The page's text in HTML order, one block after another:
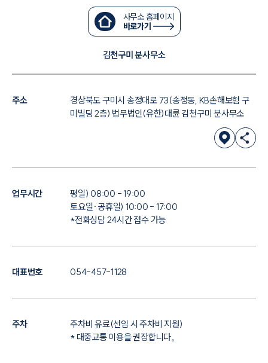
사무소 홈페이지
바로가기
김천구미 분사무소
주소
경상북도 구미시 송정대로 73(송정동, KB손해보험 구
미빌딩 2층) 법무법인(유한)대륜 김천구미 분사무소
업무시간
평일) 08:00 - 19:00
토요일·공휴일) 10:00 - 17:00
*전화상담 24시간 접수 가능
대표번호 054-457-1128
주차
주차비 유료(선임 시 주차비 지원)
* 대중교통 이용을 권장합니다。